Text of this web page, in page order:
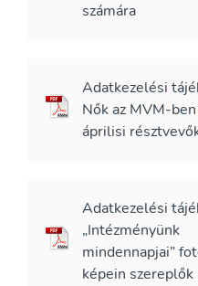
számára
Adatkezelési
Nők az MVM-
áprilisi
Adatkezelési
„Intézményünk
mindennapjai”
képein szereplők